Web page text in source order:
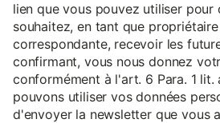
lien que vous pouvez utiliser pour
souhaitez, en tant que
correspondante, recevoir les
confirmant, vous nous donnez
conformément à l'art. 6 Para. 1 lit.
pouvons utiliser vos données
d'envoyer la newsletter que vous